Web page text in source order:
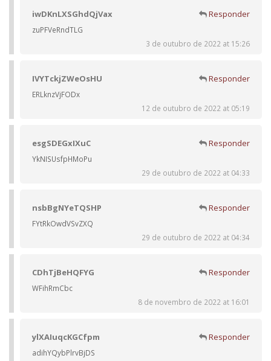
iwDKnLXSGhdQjVax Responder
zuPFVeRndTLG
3 de outubro de 2022 at 15:26
IVYTckjZWeOsHU Responder
ERLknzVjFODx
12 de outubro de 2022 at 05:19
esgSDEGxIXuC Responder
YkNISUsfpHMoPu
29 de outubro de 2022 at 04:33
nsbBgNYeTQSHP Responder
FYtRkOwdVSvZXQ
29 de outubro de 2022 at 04:34
CDhTjBeHQFYG Responder
WFihRmCbc
8 de novembro de 2022 at 16:01
ylXAIuqcKGCfpm Responder
adihYQybPlrvBjDS